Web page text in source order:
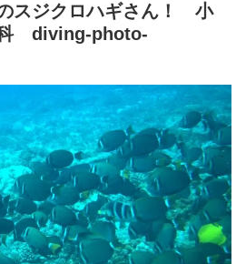
スジクロハギさん！ 小
diving-photo‐